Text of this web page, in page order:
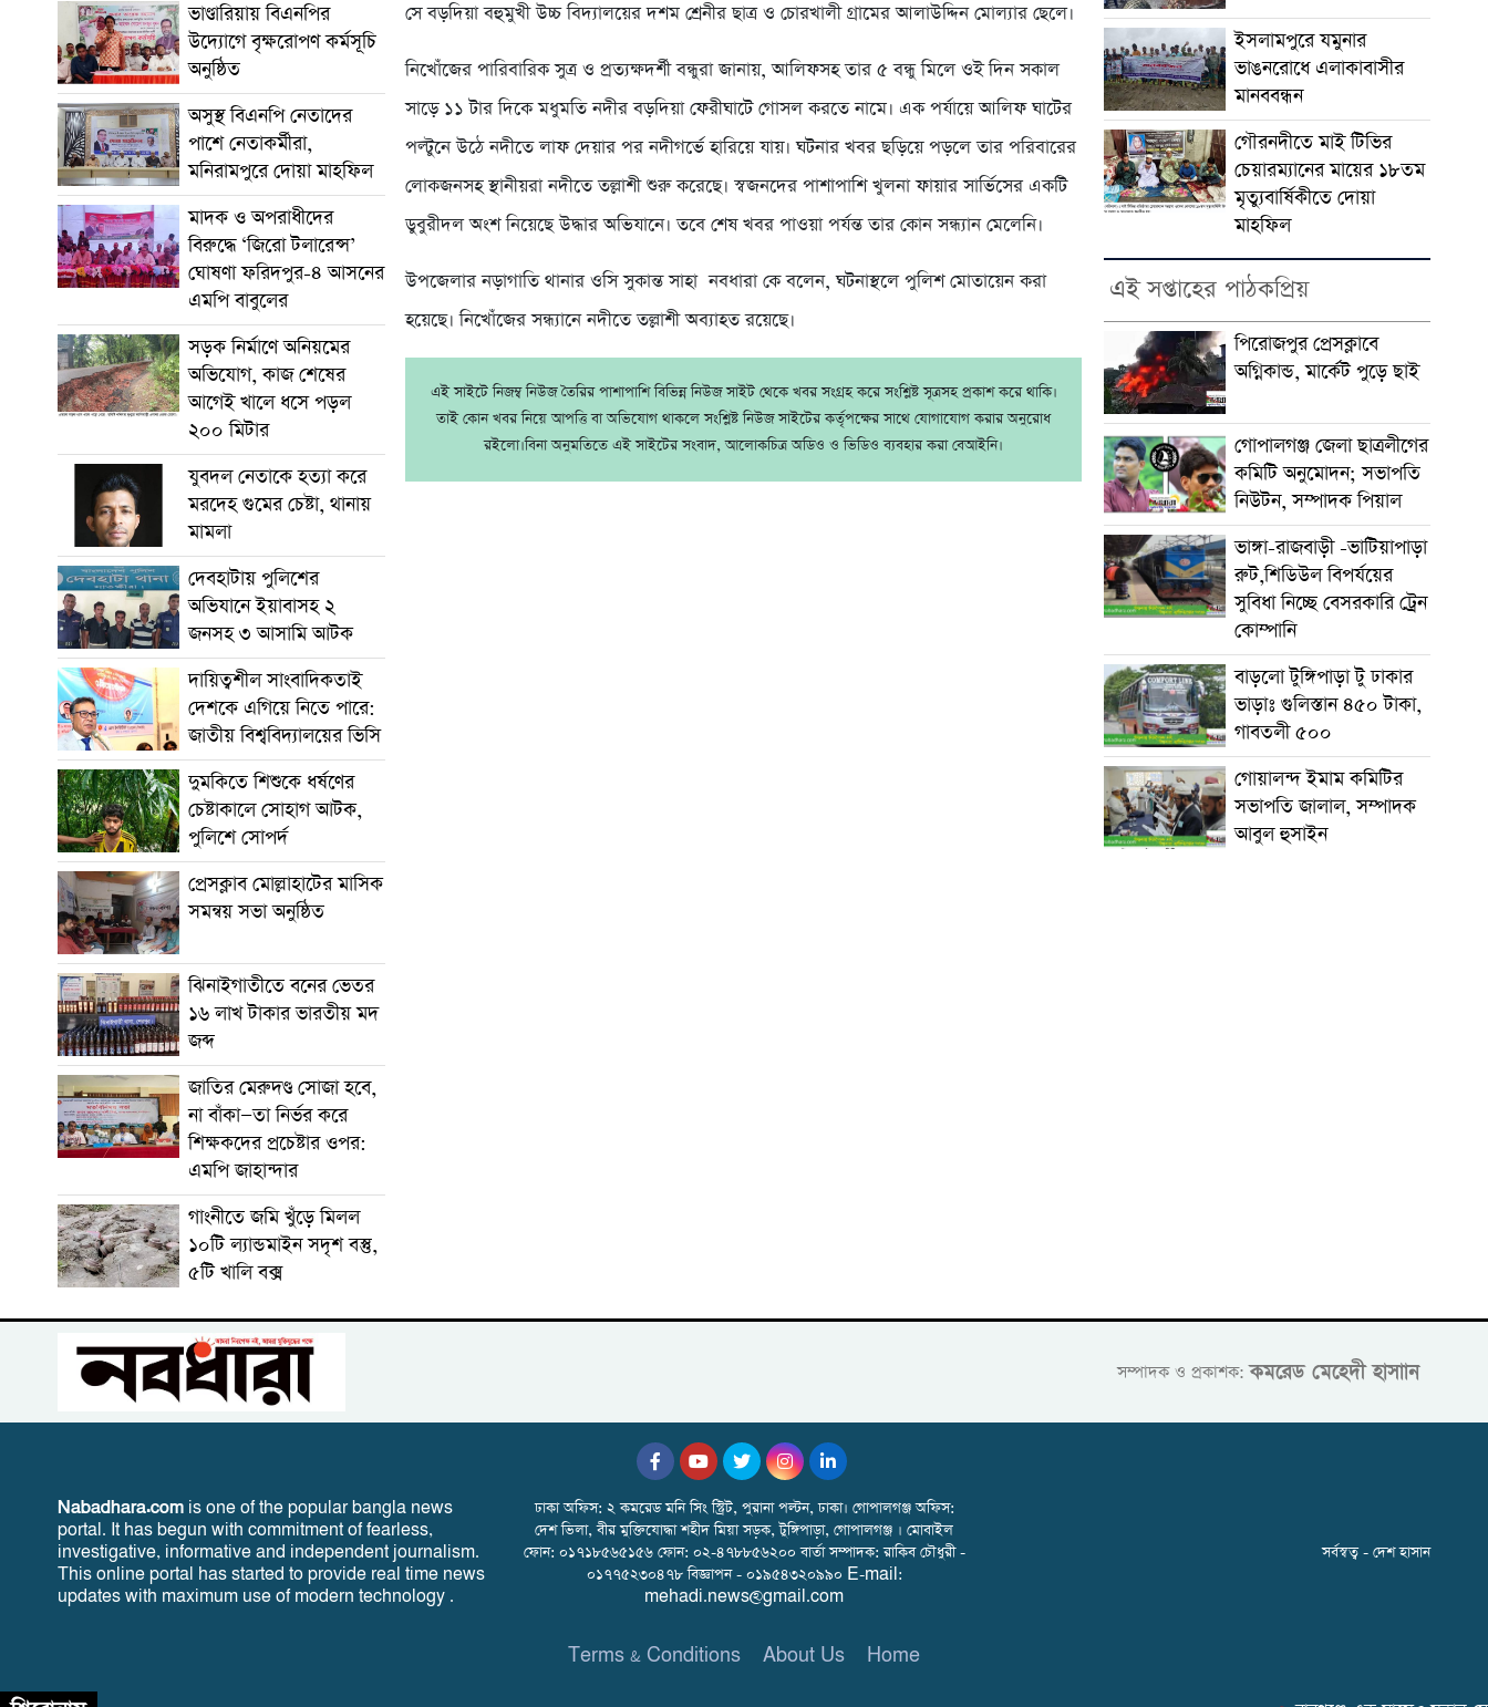
ভাণ্ডারিয়ায় বিএনপির
উদ্যোগে বৃক্ষরোপণ কর্মসূচি
অনুষ্ঠিত
অসুস্থ বিএনপি নেতাদের
পাশে নেতাকর্মীরা,
মনিরামপুরে দোয়া মাহফিল
মাদক ও অপরাধীদের
বিরুদ্ধে ‘জিরো টলারেন্স’
ঘোষণা ফরিদপুর-৪ আসনের
এমপি বাবুলের
সড়ক নির্মাণে অনিয়মের
অভিযোগ, কাজ শেষের
আগেই খালে ধসে পড়ল
২০০ মিটার
যুবদল নেতাকে হত্যা করে
মরদেহ গুমের চেষ্টা, থানায়
মামলা
দেবহাটায় পুলিশের
অভিযানে ইয়াবাসহ ২
জনসহ ৩ আসামি আটক
দায়িত্বশীল সাংবাদিকতাই
দেশকে এগিয়ে নিতে পারে:
জাতীয় বিশ্ববিদ্যালয়ের ভিসি
দুমকিতে শিশুকে ধর্ষণের
চেষ্টাকালে সোহাগ আটক,
পুলিশে সোপর্দ
প্রেসক্লাব মোল্লাহাটের মাসিক
সমন্বয় সভা অনুষ্ঠিত
ঝিনাইগাতীতে বনের ভেতর
১৬ লাখ টাকার ভারতীয় মদ
জব্দ
জাতির মেরুদণ্ড সোজা হবে,
না বাঁকা—তা নির্ভর করে
শিক্ষকদের প্রচেষ্টার ওপর:
এমপি জাহান্দার
গাংনীতে জমি খুঁড়ে মিলল
১০টি ল্যান্ডমাইন সদৃশ বস্তু,
৫টি খালি বক্স
সে বড়দিয়া বহুমুখী উচ্চ বিদ্যালয়ের দশম শ্রেনীর ছাত্র ও চোরখালী গ্রামের আলাউদ্দিন মোল্যার ছেলে।
নিখোঁজের পারিবারিক সুত্র ও প্রত্যক্ষদর্শী বন্ধুরা জানায়, আলিফসহ তার ৫ বন্ধু মিলে ওই দিন সকাল
সাড়ে ১১ টার দিকে মধুমতি নদীর বড়দিয়া ফেরীঘাটে গোসল করতে নামে। এক পর্যায়ে আলিফ ঘাটের
পল্টুনে উঠে নদীতে লাফ দেয়ার পর নদীগর্ভে হারিয়ে যায়। ঘটনার খবর ছড়িয়ে পড়লে তার পরিবারের
লোকজনসহ স্থানীয়রা নদীতে তল্লাশী শুরু করেছে। স্বজনদের পাশাপাশি খুলনা ফায়ার সার্ভিসের একটি
ডুবুরীদল অংশ নিয়েছে উদ্ধার অভিযানে। তবে শেষ খবর পাওয়া পর্যন্ত তার কোন সন্ধ্যান মেলেনি।
উপজেলার নড়াগাতি থানার ওসি সুকান্ত সাহা নবধারা কে বলেন, ঘটনাস্থলে পুলিশ মোতায়েন করা
হয়েছে। নিখোঁজের সন্ধ্যানে নদীতে তল্লাশী অব্যাহত রয়েছে।
এই সাইটে নিজম্ব নিউজ তৈরির পাশাপাশি বিভিন্ন নিউজ সাইট থেকে খবর সংগ্রহ করে সংশ্লিষ্ট সূত্রসহ প্রকাশ করে থাকি।
তাই কোন খবর নিয়ে আপত্তি বা অভিযোগ থাকলে সংশ্লিষ্ট নিউজ সাইটের কর্তৃপক্ষের সাথে যোগাযোগ করার অনুরোধ
রইলো।বিনা অনুমতিতে এই সাইটের সংবাদ, আলোকচিত্র অডিও ও ভিডিও ব্যবহার করা বেআইনি।
ইসলামপুরে যমুনার
ভাঙনরোধে এলাকাবাসীর
মানববন্ধন
গৌরনদীতে মাই টিভির
চেয়ারম্যানের মায়ের ১৮তম
মৃত্যুবার্ষিকীতে দোয়া
মাহফিল
এই সপ্তাহের পাঠকপ্রিয়
পিরোজপুর প্রেসক্লাবে
অগ্নিকান্ড, মার্কেট পুড়ে ছাই
গোপালগঞ্জ জেলা ছাত্রলীগের
কমিটি অনুমোদন; সভাপতি
নিউটন, সম্পাদক পিয়াল
ভাঙ্গা-রাজবাড়ী -ভাটিয়াপাড়া
রুট,শিডিউল বিপর্যয়ের
সুবিধা নিচ্ছে বেসরকারি ট্রেন
কোম্পানি
বাড়লো টুঙ্গিপাড়া টু ঢাকার
ভাড়াঃ গুলিস্তান ৪৫০ টাকা,
গাবতলী ৫০০
গোয়ালন্দ ইমাম কমিটির
সভাপতি জালাল, সম্পাদক
আবুল হুসাইন
সম্পাদক ও প্রকাশক:কমরেড মেহেদী হাসাান
Nabadhara.com is one of the popular bangla news
portal. It has begun with commitment of fearless,
investigative, informative and independent journalism.
This online portal has started to provide real time news
updates with maximum use of modern technology .
ঢাকা অফিস: ২ কমরেড মনি সিং স্ট্রিট, পুরানা পল্টন, ঢাকা। গোপালগঞ্জ অফিস:
দেশ ভিলা, বীর মুক্তিযোদ্ধা শহীদ মিয়া সড়ক, টুঙ্গিপাড়া, গোপালগঞ্জ । মোবাইল
ফোন: ০১৭১৮৫৬৫১৫৬ ফোন: ০২-৪৭৮৮৫৬২০০ বার্তা সম্পাদক: রাকিব চৌধুরী -
০১৭৭৫২৩০৪৭৮ বিজ্ঞাপন - ০১৯৫৪৩২০৯৯০ E-mail:
mehadi.news@gmail.com
Terms & Conditions About Us Home
সর্বস্বত্ব - দেশ হাসান